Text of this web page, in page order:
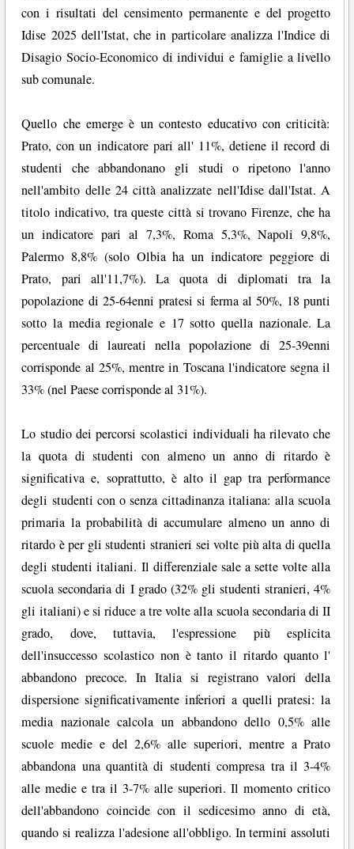
con i risultati del censimento permanente e del progetto
Idise 2025 dell'Istat, che in particolare analizza l'Indice di
Disagio Socio-Economico di individui e famiglie a livello
sub comunale.
Quello che emerge è un contesto educativo con criticità:
Prato, con un indicatore pari all' 11%, detiene il record di
studenti che abbandonano gli studi o ripetono l'anno
nell'ambito delle 24 città analizzate nell'Idise dall'Istat. A
titolo indicativo, tra queste città si trovano Firenze, che ha
un indicatore pari al 7,3%, Roma 5,3%, Napoli 9,8%,
Palermo 8,8% (solo Olbia ha un indicatore peggiore di
Prato, pari all'11,7%). La quota di diplomati tra la
popolazione di 25-64enni pratesi si ferma al 50%, 18 punti
sotto la media regionale e 17 sotto quella nazionale. La
percentuale di laureati nella popolazione di 25-39enni
corrisponde al 25%, mentre in Toscana l'indicatore segna il
33% (nel Paese corrisponde al 31%).
Lo studio dei percorsi scolastici individuali ha rilevato che
la quota di studenti con almeno un anno di ritardo è
significativa e, soprattutto, è alto il gap tra performance
degli studenti con o senza cittadinanza italiana: alla scuola
primaria la probabilità di accumulare almeno un anno di
ritardo è per gli studenti stranieri sei volte più alta di quella
degli studenti italiani. Il differenziale sale a sette volte alla
scuola secondaria di I grado (32% gli studenti stranieri, 4%
gli italiani) e si riduce a tre volte alla scuola secondaria di II
grado, dove, tuttavia, l'espressione più esplicita
dell'insuccesso scolastico non è tanto il ritardo quanto l'
abbandono precoce. In Italia si registrano valori della
dispersione significativamente inferiori a quelli pratesi: la
media nazionale calcola un abbandono dello 0,5% alle
scuole medie e del 2,6% alle superiori, mentre a Prato
abbandona una quantità di studenti compresa tra il 3-4%
alle medie e tra il 3-7% alle superiori. Il momento critico
dell'abbandono coincide con il sedicesimo anno di età,
quando si realizza l'adesione all'obbligo. In termini assoluti